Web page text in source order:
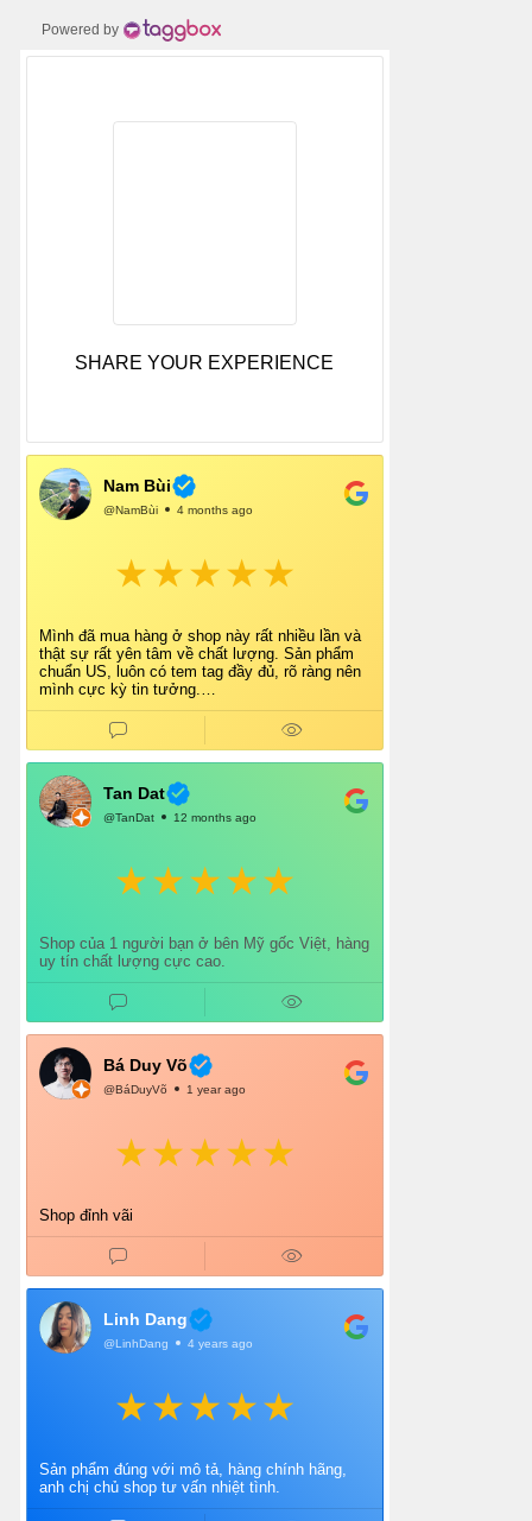
Powered by
SHARE YOUR EXPERIENCE
Nam Bùi
@NamBùi 4 months ago
Mình đã mua hàng ở shop này rất nhiều lần và
thật sự rất yên tâm về chất lượng. Sản phẩm
chuẩn US, luôn có tem tag đầy đủ, rõ ràng nên
mình cực kỳ tin tưởng.
Shop tư vấn nhiệt tình, giao hàng nhanh, đóng
gói cẩn thận. Mỗi lần mua đều cảm thấy hài
Chắc chắn mình sẽ tiếp tục ủng hộ shop lâu dài
và giới thiệu thêm cho bạn bè 👍
Tan Dat
@TanDat 12 months ago
Shop của 1 người bạn ở bên Mỹ gốc Việt, hàng
uy tín chất lượng cực cao.
Bá Duy Võ
@BáDuyVõ 1 year ago
Shop đỉnh vãi
Linh Dang
@LinhDang 4 years ago
Sản phẩm đúng với mô tả, hàng chính hãng,
anh chị chủ shop tư vấn nhiệt tình.